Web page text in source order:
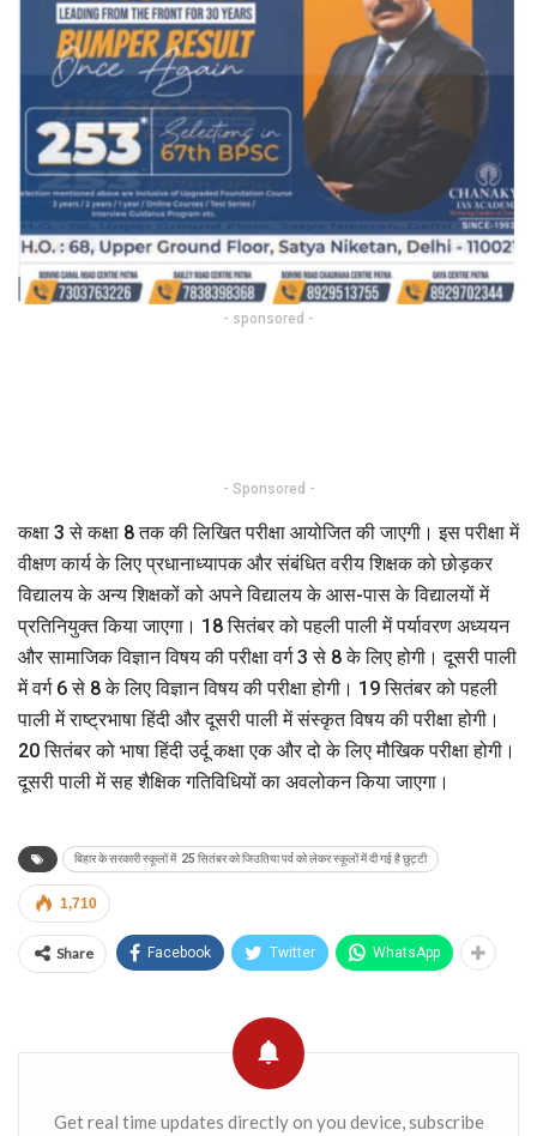
- sponsored -
- Sponsored -
कक्षा 3 से कक्षा 8 तक की लिखित परीक्षा आयोजित की जाएगी। इस परीक्षा में
वीक्षण कार्य के लिए प्रधानाध्यापक और संबंधित वरीय शिक्षक को छोड़कर
विद्यालय के अन्य शिक्षकों को अपने विद्यालय के आस-पास के विद्यालयों में
प्रतिनियुक्त किया जाएगा। 18 सितंबर को पहली पाली में पर्यावरण अध्ययन
और सामाजिक विज्ञान विषय की परीक्षा वर्ग 3 से 8 के लिए होगी। दूसरी पाली
में वर्ग 6 से 8 के लिए विज्ञान विषय की परीक्षा होगी। 19 सितंबर को पहली
पाली में राष्ट्रभाषा हिंदी और दूसरी पाली में संस्कृत विषय की परीक्षा होगी।
20 सितंबर को भाषा हिंदी उर्दू कक्षा एक और दो के लिए मौखिक परीक्षा होगी।
दूसरी पाली में सह शैक्षिक गतिविधियों का अवलोकन किया जाएगा।
बिहार के सरकारी स्कूलों में 25 सितंबर को जिउतिया पर्व को लेकर स्कूलों में दी गई है छुट्टी
1,710
Share Facebook Twitter WhatsApp
Get real time updates directly on you device, subscribe